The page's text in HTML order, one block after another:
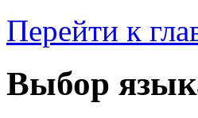
Перейти к
Выбор